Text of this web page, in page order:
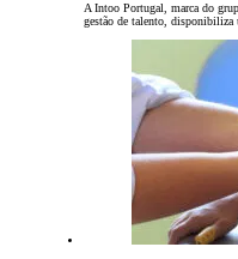
A Intoo Portugal, marca do
gestão de talento,